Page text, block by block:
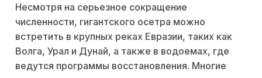
Несмотря на серьезное сокращение
численности, гигантского осетра можно
встретить в крупных реках Евразии, таких как
Волга, Урал и Дунай, а также в водоемах, где
ведутся программы восстановления. Многие